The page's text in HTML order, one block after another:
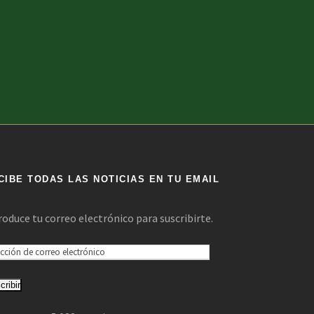
TODAS LAS NOTICIAS EN TU EMAIL
tu correo electrónico para suscribirte.